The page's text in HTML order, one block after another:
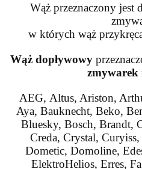
Wąż przeznaczony jest
w których wąż
Wąż dopływowy
zmywarek
AEG, Altus, Ariston,
Aya, Bauknecht, Beko,
Bluesky, Bosch, Brandt,
Creda, Crystal, Curyiss,
Dometic, Domoline,
ElektroHelios, Erres,